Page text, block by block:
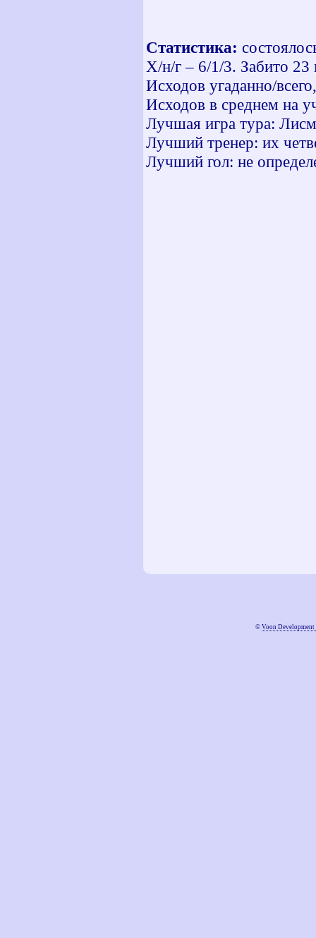
Статистика:
Х/н/г – 6/1/3. Забито 23
Исходов угаданно/
Исходов в среднем на
Лучшая игра тура:
Лучший тренер: их
Лучший гол: не
© Voon Development